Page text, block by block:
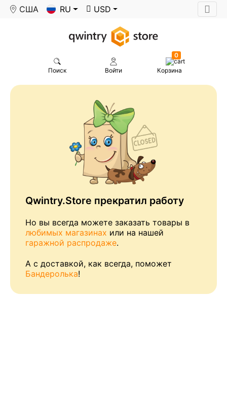
США RU USD
Поиск Войти
0
Корзина
Qwintry.Store прекратил работу
Но вы всегда можете заказать товары в
любимых магазинах или на нашей
гаражной распродаже.
А с доставкой, как всегда, поможет
Бандеролька!